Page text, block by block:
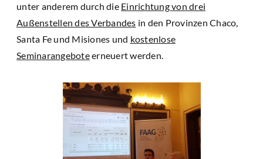
unter anderem durch die Einrichtung von drei
Außenstellen des Verbandes in den Provinzen Chaco,
Santa Fe und Misiones und kostenlose
Seminarangeboteerneuert werden.